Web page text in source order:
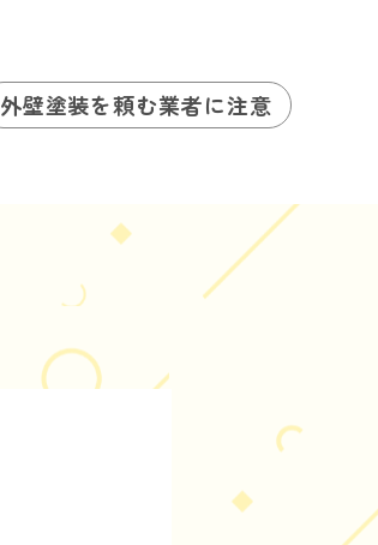
外壁塗装を頼む業者に注意